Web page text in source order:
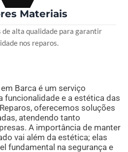
Materiais
alta qualidade para garantir
nos reparos.
Barca é um serviço
funcionalidade e a estética das
oferecemos soluções
atendendo tanto
A importância de manter
vai além da estética; elas
fundamental na segurança e